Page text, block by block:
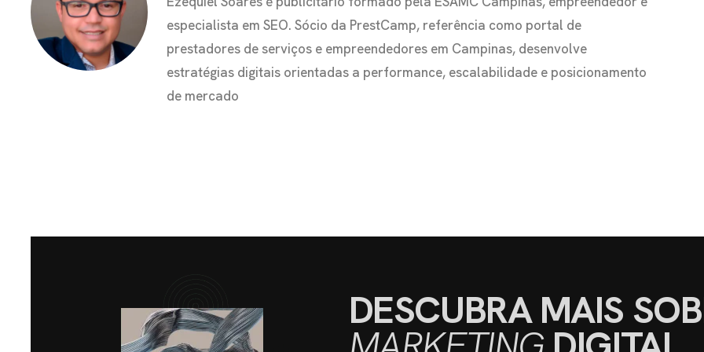
especialista em SEO. Sócio da PrestCamp, referência como portal de
prestadores de serviços e empreendedores em Campinas, desenvolve
estratégias digitais orientadas a performance, escalabilidade e posicionamento
de mercado
DESCUBRA MAIS